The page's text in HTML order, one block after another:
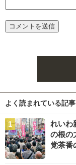
よく読まれている記事
れいわ
の根
党茶番